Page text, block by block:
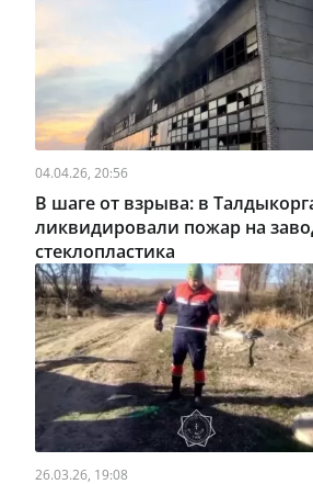
04.04.26, 20:56
В шаге от взрыва: в
ликвидировали пожар на
стеклопластика
26.03.26, 19:08